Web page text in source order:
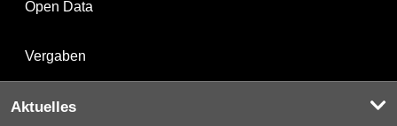
Open Data
Vergaben
Aktuelles